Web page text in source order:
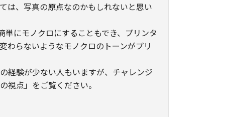
は、写真の原点なのかもしれないと思い
単にモノクロにすることもでき、プリンタ
わらないようなモノクロのトーンがプリ
経験が少ない人もいますが、チャレンジ
視点」をご覧ください。